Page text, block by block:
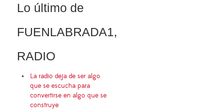
Lo último de
FUENLABRADA1,
RADIO
La radio deja de ser algo
que se escucha para
convertirse en algo que se
construye